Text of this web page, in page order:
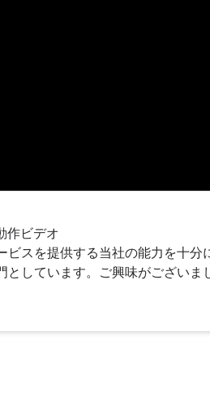
作ビデオ
スを提供する当社の能力を十分
しています。ご興味がございま